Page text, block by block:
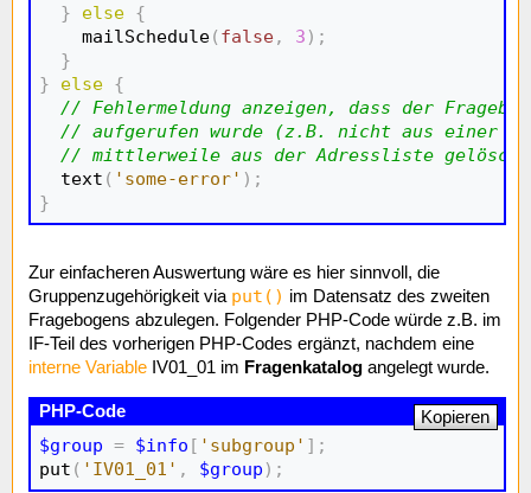
}
else {
    mailSchedule
( false, 3 ) ;
}
}
else {
// Fehlermeldung anzeigen, dass der
// aufgerufen wurde (z.B. nicht aus einer
// mittlerweile aus der Adressliste gelöscht
  text
( 'some-error' ) ;
}
Zur einfacheren Auswertung wäre es hier sinnvoll, die
Gruppenzugehörigkeit via put() im Datensatz des zweiten
Fragebogens abzulegen. Folgender PHP-Code würde z.B. im
IF-Teil des vorherigen PHP-Codes ergänzt, nachdem eine
interne Variable IV01_01 im Fragenkatalog angelegt wurde.
$group = $info [ 'subgroup' ] ;
put ( 'IV01_01' , $group ) ;
Kopieren